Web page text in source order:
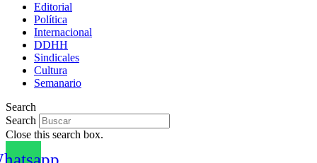
Editorial
Política
Internacional
DDHH
Sindicales
Cultura
Semanario
Search
Search
Close this search box.